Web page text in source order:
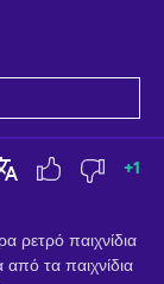
+1
ρετρό παιχνίδια
από τα παιχνίδια